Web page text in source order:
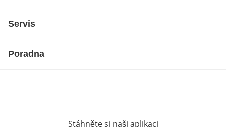
Servis
Poradna
Stáhněte si naši aplikaci